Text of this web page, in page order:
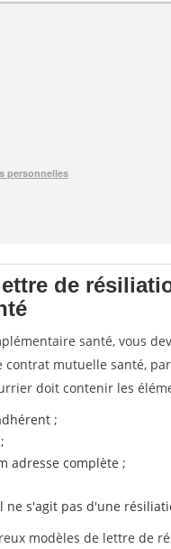
de
santé, vous
mutuelle santé,
doit contenir les
;
adresse complète ;
ne s'agit pas d'une
modèles de lettre de